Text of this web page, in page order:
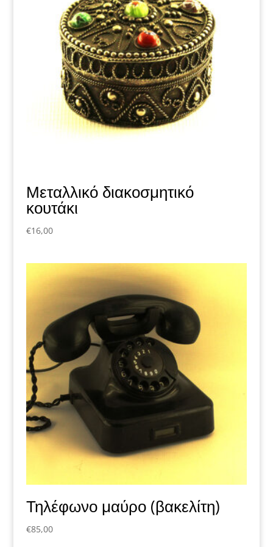
Μεταλλικό διακοσμητικό
κουτάκι
€16,00
Τηλέφωνο μαύρο (βακελίτη)
€85,00